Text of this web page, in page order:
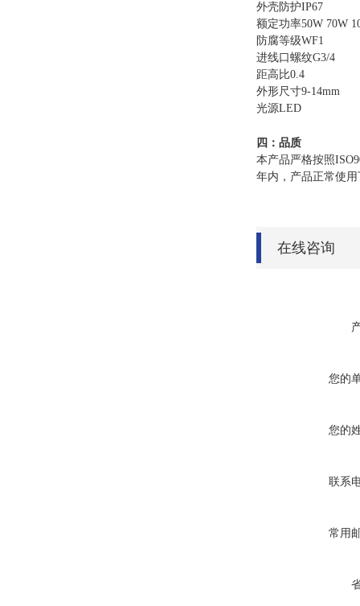
外壳防护IP67
额定功率50W 70W
防腐等级WF1
进线口螺纹G3/4
距高比0.4
外形尺寸9-14mm
光源LED
四：品质
本产品严格按照
年内，产品正常使
在线咨询
您的
您的
联系
常用